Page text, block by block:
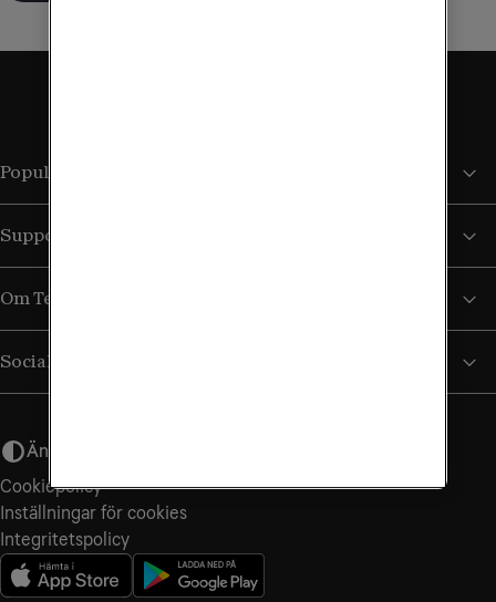
Populära sidor
Support
Om Tele2
Sociala medier
Ändra utseende
Cookiepolicy
Inställningar för cookies
Integritets­policy